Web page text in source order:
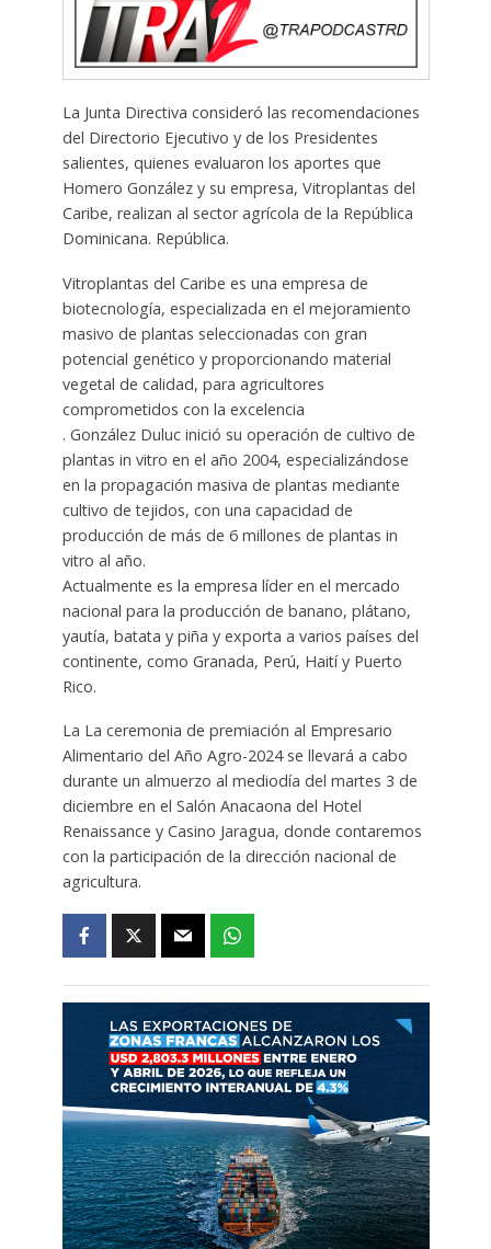
La Junta Directiva consideró las recomendaciones
del Directorio Ejecutivo y de los Presidentes
salientes, quienes evaluaron los aportes que
Homero González y su empresa, Vitroplantas del
Caribe, realizan al sector agrícola de la República
Dominicana. República.
Vitroplantas del Caribe es una empresa de
biotecnología, especializada en el mejoramiento
masivo de plantas seleccionadas con gran
potencial genético y proporcionando material
vegetal de calidad, para agricultores
comprometidos con la excelencia
. González Duluc inició su operación de cultivo de
plantas in vitro en el año 2004, especializándose
en la propagación masiva de plantas mediante
cultivo de tejidos, con una capacidad de
producción de más de 6 millones de plantas in
vitro al año.
Actualmente es la empresa líder en el mercado
nacional para la producción de banano, plátano,
yautía, batata y piña y exporta a varios países del
continente, como Granada, Perú, Haití y Puerto
Rico.
La La ceremonia de premiación al Empresario
Alimentario del Año Agro-2024 se llevará a cabo
durante un almuerzo al mediodía del martes 3 de
diciembre en el Salón Anacaona del Hotel
Renaissance y Casino Jaragua, donde contaremos
con la participación de la dirección nacional de
agricultura.